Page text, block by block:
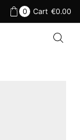
0 Cart €0.00